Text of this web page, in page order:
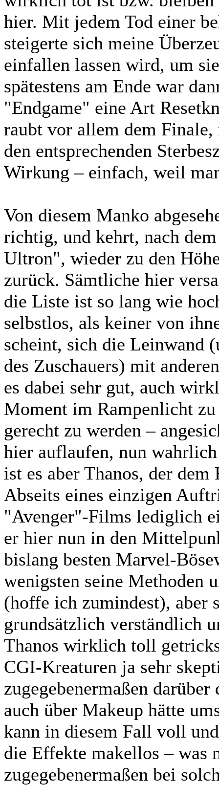
hier. Mit jedem Tod einer
steigerte sich meine
einfallen lassen wird, um
spätestens am Ende war
"Endgame" eine Art
raubt vor allem dem
den entsprechenden
Wirkung – einfach, weil
Von diesem Manko
richtig, und kehrt, nach
Ultron", wieder zu den
zurück. Sämtliche hier
die Liste ist so lang wie
selbstlos, als keiner von
scheint, sich die Leinwand
des Zuschauers) mit
es dabei sehr gut, auch
Moment im Rampenlicht
gerecht zu werden –
hier auflaufen, nun
ist es aber Thanos, der
Abseits eines einzigen
"Avenger"-Films lediglich
er hier nun in den
bislang besten Marvel-
wenigsten seine Methoden
(hoffe ich zumindest), aber
grundsätzlich verständlich
Thanos wirklich toll
CGI-Kreaturen ja sehr
zugegebenermaßen
auch über Makeup hätte
kann in diesem Fall voll
die Effekte makellos – was
zugegebenermaßen bei